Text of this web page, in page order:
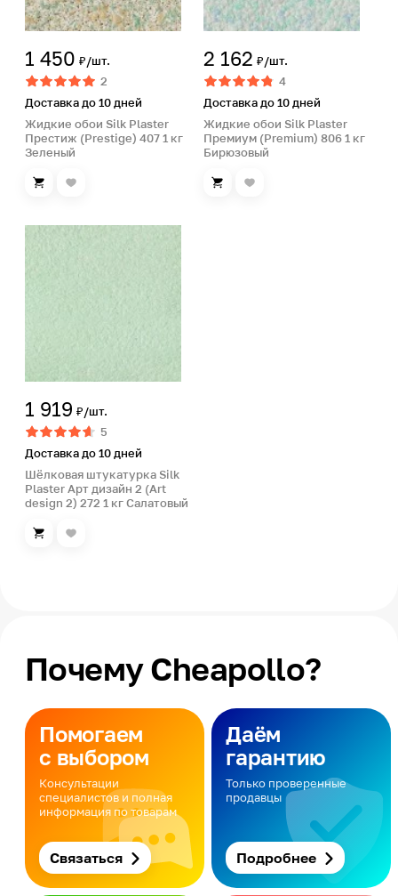
1 450 ₽/шт.
2
Доставка до 10 дней
Жидкие обои Silk Plaster
Престиж (Prestige) 407 1 кг
Зеленый
2 162 ₽/шт.
4
Доставка до 10 дней
Жидкие обои Silk Plaster
Премиум (Premium) 806 1 кг
Бирюзовый
1 919 ₽/шт.
5
Доставка до 10 дней
Шёлковая штукатурка Silk
Plaster Арт дизайн 2 (Art
design 2) 272 1 кг Салатовый
Почему Cheapollo?
Помогаем
с выбором
Консультации
специалистов и полная
информация по товарам
Связаться
Даём
гарантию
Только проверенные
продавцы
Подробнее